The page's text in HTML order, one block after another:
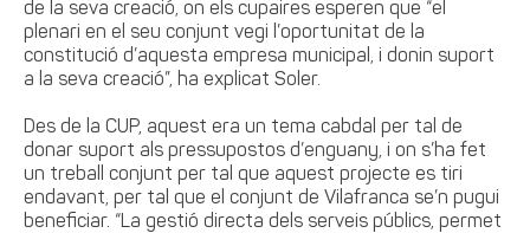
de la seva creació, on els cupaires esperen que “el
plenari en el seu conjunt vegi l’oportunitat de la
constitució d’aquesta empresa municipal, i donin suport
a la seva creació”, ha explicat Soler.
Des de la CUP, aquest era un tema cabdal per tal de
donar suport als pressupostos d’enguany, i on s’ha fet
un treball conjunt per tal que aquest projecte es tiri
endavant, per tal que el conjunt de Vilafranca se’n pugui
beneficiar. “La gestió directa dels serveis públics, permet